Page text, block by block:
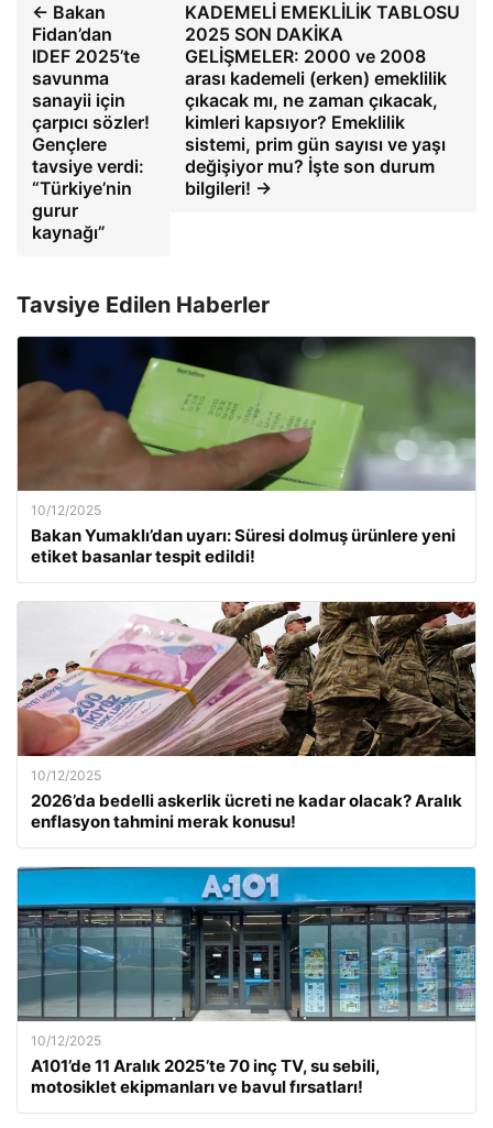
← Bakan
Fidan’dan
IDEF 2025’te
savunma
sanayii için
çarpıcı sözler!
Gençlere
tavsiye verdi:
“Türkiye’nin
gurur
kaynağı”
KADEMELİ EMEKLİLİK TABLOSU
2025 SON DAKİKA
GELİŞMELER: 2000 ve 2008
arası kademeli (erken) emeklilik
çıkacak mı, ne zaman çıkacak,
kimleri kapsıyor? Emeklilik
sistemi, prim gün sayısı ve yaşı
değişiyor mu? İşte son durum
bilgileri! →
Tavsiye Edilen Haberler
10/12/2025
Bakan Yumaklı’dan uyarı: Süresi dolmuş ürünlere yeni
etiket basanlar tespit edildi!
10/12/2025
2026’da bedelli askerlik ücreti ne kadar olacak? Aralık
enflasyon tahmini merak konusu!
10/12/2025
A101’de 11 Aralık 2025’te 70 inç TV, su sebili,
motosiklet ekipmanları ve bavul fırsatları!